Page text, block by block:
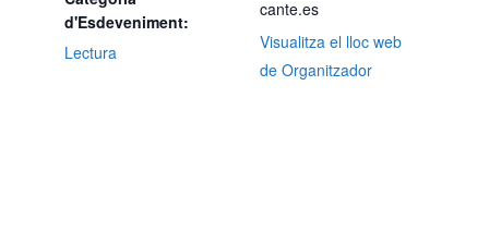
d'Esdeveniment:
Lectura
cante.es
Visualitza el lloc web
de Organitzador